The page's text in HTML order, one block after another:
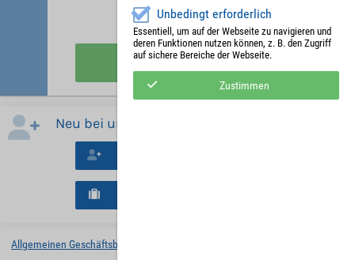
Angemeldet bleiben
Anmelden
Neu bei uns?
Allgemeinen Geschäftsbedingungen
Unbedingt erforderlich
Essentiell, um auf der Webseite zu navigieren und
deren Funktionen nutzen können, z. B. den Zugriff
auf sichere Bereiche der Webseite.
Zustimmen